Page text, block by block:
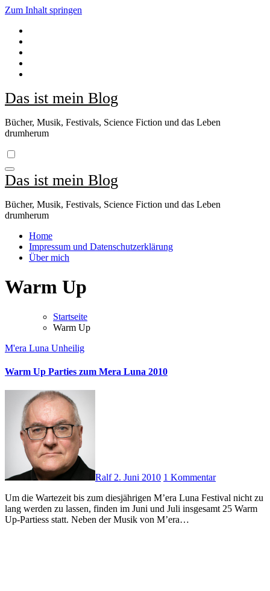
Zum Inhalt springen
Das ist mein Blog
Bücher, Musik, Festivals, Science Fiction und das Leben
drumherum
Das ist mein Blog
Bücher, Musik, Festivals, Science Fiction und das Leben
drumherum
Home
Impressum und Datenschutzerklärung
Über mich
Warm Up
Startseite
Warm Up
M'era Luna Unheilig
Warm Up Parties zum Mera Luna 2010
Ralf2. Juni 2010 1 Kommentar
Um die Wartezeit bis zum diesjährigen M’era Luna Festival nicht zu
lang werden zu lassen, finden im Juni und Juli insgesamt 25 Warm
Up-Partiess statt. Neben der Musik von M’era…